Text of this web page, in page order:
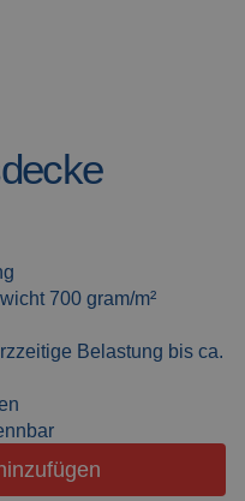
700 gram/m²
Belastung bis ca.